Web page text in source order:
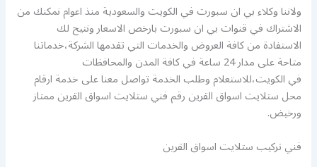
ولاننا وكلاء بي ان سبورت في الكويت والسعودية منذ اعوام نمكنك من
الاشتراك في قنوات بي ان سبورت بارخص الاسعار ونتيح لك
الاستفادة من كافة العروض والخدمات التي تقدمها الشركة،خدماتنا
متاحة على مدار 24 ساعة في كافة المدن والمحافظات
في الكويت،للاستعلام وطلب الخدمة تواصل معنا على خدمة ارقام
محل ستلايت اسواق القرين رقم فني ستلايت اسواق القرين ممتاز
ورخيض.
فني تركيب ستلايت اسواق القرين